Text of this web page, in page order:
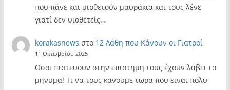
που πάνε και υιοθετούν μαυράκια και τους λένε
γιατί δεν υιοθετείς…
korakasnews στο 12 Λάθη που Κάνουν οι Γιατροί
11 Οκτωβρίου 2025
Οσοι πιστευουν στην επιστημη τους έχουν λαβει το
μηνυμα! Τι να τους κανουμε τωρα που ειναι πολυ